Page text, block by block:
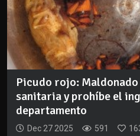
Picudo rojo:
sanitaria y prohíbe el
departamento
Dec 27 2025 591